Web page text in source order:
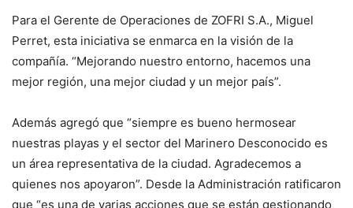
Para el Gerente de Operaciones de ZOFRI S.A., Miguel
Perret, esta iniciativa se enmarca en la visión de la
compañía. “Mejorando nuestro entorno, hacemos una
mejor región, una mejor ciudad y un mejor país”.
Además agregó que “siempre es bueno hermosear
nuestras playas y el sector del Marinero Desconocido es
un área representativa de la ciudad. Agradecemos a
quienes nos apoyaron”. Desde la Administración ratificaron
que “es una de varias acciones que se están gestionando